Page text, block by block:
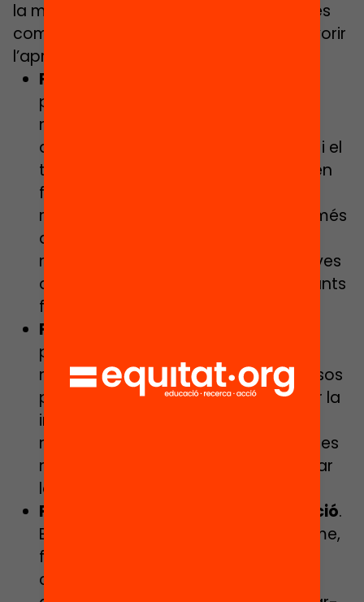
la mà. És desitjable que, en cada fase, es
combinin diferents estratègies per afavorir
l’aprenentatge:
Fase de previsió
podem fomentar estratègies
metacognitives –establir objectius
d’aprenentatge i planificar les fases i el
temps per completar les activitats en
funció dels objectius, així com
reflexionar i identificar els mètodes més
adequats segons les activitats– i
motivacionals –projectar expectatives
o posposar esdeveniments gratificants
fins que s’hagi completat la feina.
Fase d’execució
podem combinar estratègies
metacognitives –verbalitzar els passos
per completar una tasca, organitzar la
informació mitjançant esquemes i
mapes conceptuals– amb estratègies
més pròpiament cognitives –registrar
la informació, repetir i memoritzar.
Fase d’autoreflexió o autoavaluació.
En aquesta fase es poden dur a terme,
fonamentalment, estratègies de
caràcter metacognitiu, com les